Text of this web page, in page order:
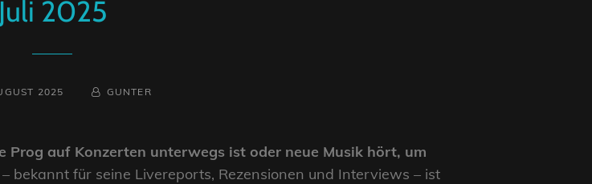
Juli 2025
2025
BY
BYLINE
GUNTER
auf Konzerten unterwegs ist oder neue Musik hört, um
– bekannt für seine Livereports, Rezensionen und Interviews – ist